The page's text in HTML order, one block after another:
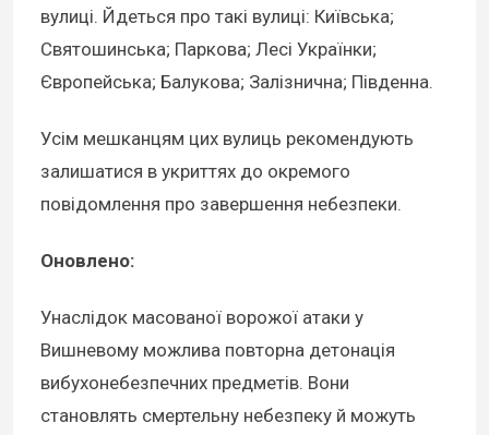
вулиці. Йдеться про такі вулиці: Київська;
Святошинська; Паркова; Лесі Українки;
Європейська; Балукова; Залізнична; Південна.
Усім мешканцям цих вулиць рекомендують
залишатися в укриттях до окремого
повідомлення про завершення небезпеки.
Оновлено:
Унаслідок масованої ворожої атаки у
Вишневому можлива повторна детонація
вибухонебезпечних предметів. Вони
становлять смертельну небезпеку й можуть